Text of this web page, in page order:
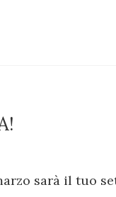
sarà il tuo